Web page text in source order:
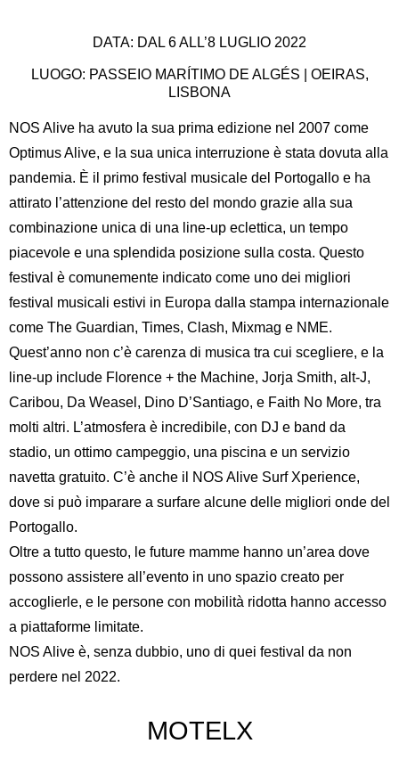
Inglese
Spagnolo
Tedesco
Portoghese, Portogallo
Russo
DATA: DAL 6 ALL’8 LUGLIO 2022
LUOGO: PASSEIO MARÍTIMO DE ALGÉS | OEIRAS,
LISBONA
NOS Alive ha avuto la sua prima edizione nel 2007 come
Optimus Alive, e la sua unica interruzione è stata dovuta alla
pandemia. È il primo festival musicale del Portogallo e ha
attirato l’attenzione del resto del mondo grazie alla sua
combinazione unica di una line-up eclettica, un tempo
piacevole e una splendida posizione sulla costa. Questo
festival è comunemente indicato come uno dei migliori
festival musicali estivi in Europa dalla stampa internazionale
come The Guardian, Times, Clash, Mixmag e NME.
Quest’anno non c’è carenza di musica tra cui scegliere, e la
line-up include Florence + the Machine, Jorja Smith, alt-J,
Caribou, Da Weasel, Dino D’Santiago, e Faith No More, tra
molti altri. L’atmosfera è incredibile, con DJ e band da
stadio, un ottimo campeggio, una piscina e un servizio
navetta gratuito. C’è anche il NOS Alive Surf Xperience,
dove si può imparare a surfare alcune delle migliori onde del
Portogallo.
Oltre a tutto questo, le future mamme hanno un’area dove
possono assistere all’evento in uno spazio creato per
accoglierle, e le persone con mobilità ridotta hanno accesso
a piattaforme limitate.
NOS Alive è, senza dubbio, uno di quei festival da non
perdere nel 2022.
MOTELX